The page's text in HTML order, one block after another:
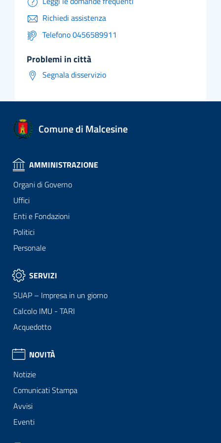
Richiedi assistenza
Telefono 0456589911
problemi in città
Segnala disservizio
Comune di Malcesine
AMMINISTRAZIONE
Organi di Governo
Uffici
Enti e Fondazioni
Politici
Personale
SERVIZI
SUAP – Impresa in un giorno
Calcolo IMU - TARI
Acquedotto
NOVITÀ
Notizie
Comunicati Stampa
Avvisi
Eventi